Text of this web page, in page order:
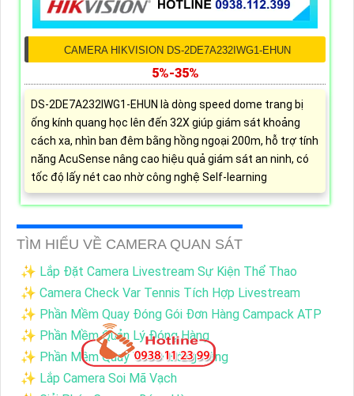
CAMERA HIKVISION DS-2DE7A232IWG1-EHUN
5%-35%
DS-2DE7A232IWG1-EHUN là dòng speed dome trang bị
ống kính quang học lên đến 32X giúp giám sát khoảng
cách xa, nhìn ban đêm bằng hồng ngoại 200m, hỗ trợ tính
năng AcuSense nâng cao hiệu quả giám sát an ninh, có
tốc độ lấy nét cao nhờ công nghệ Self-learning
TÌM HIỂU VỀ CAMERA QUAN SÁT
✨ Lắp Đặt Camera Livestream Sự Kiện Thể Thao
✨ Camera Check Var Tennis Tích Hợp Livestream
✨ Phần Mềm Quay Đóng Gói Đơn Hàng Campack ATP
✨ Phần Mềm Quản Lý Đóng Hàng
✨ Phần Mềm Quay Video Đóng Hàng
✨ Lắp Camera Soi Mã Vạch